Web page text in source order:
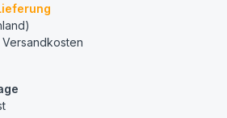
Versandkosten